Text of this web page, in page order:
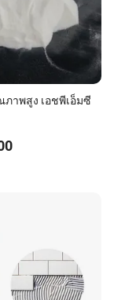
าพสูง เอชพีเอ็มซี